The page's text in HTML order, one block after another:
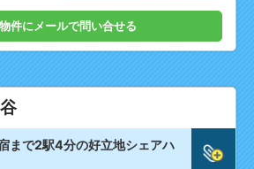
件にメールで問い合せる
まで2駅4分の好立地シェアハ